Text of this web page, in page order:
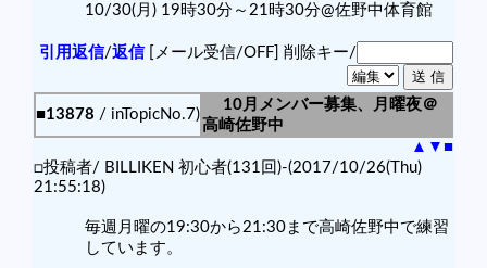
10/30(月) 19時30分～21時30分@佐野中体育館
引用返信/返信[メール受信/OFF] 削除キー/
■13878 / inTopicNo.7)
10月メンバー募集、月曜夜＠
高崎佐野中
▲ ▼ ■
□投稿者/ BILLIKEN 初心者(131回)-(2017/10/26(Thu)
21:55:18)
毎週月曜の19:30から21:30まで高崎佐野中で練習
しています。